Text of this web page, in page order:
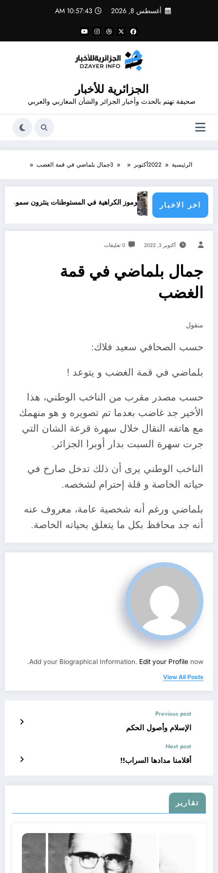
أغسطس 8, 2026 10:57:44 AM
الجزائرية للأخبار
صحيفة تهتم بالحدث وأخبار الجزائر والشأن المغاربي والعربي
الرئيسية 2022أكتوبر 3جمال بلماضي في قمة الغضب
اخر الاخباررموز الكراهية في المستوطنات ينثرون سمومهم ويحرضون
أكتوبر 3, 2022 0 تعليقات
جمال بلماضي في قمة
الغضب
منقول
حسب الصحافي سعيد فلاك:
بلماضي في قمة الغضب و يتوعد !
حسب مصدر مقرب من الناخب الوطني، هذا
الأخير جد غاضب بعدما تم تصويره و هو منهمك
مع هاتفه النقال خلال سهرة قرعة الشان التي
جرت سهرة السبت بدار أوبرا الجزائر.
الناخب الوطني يرى أن ذلك تدخل صارخ في
حياته الخاصة و قلة إحترام لشخصه.
بلماضي ورغم أنه شخصية عامة، معروف عنه
أنه جد محافظ بكل ما يتعلق بحياته الخاصة.
Add your Biographical Information. Edit your Profile now.
View All Posts
Previous post
الإسلام وأصول الحكم
Next post
أقلامنا مدادها السراب!!
تقارير